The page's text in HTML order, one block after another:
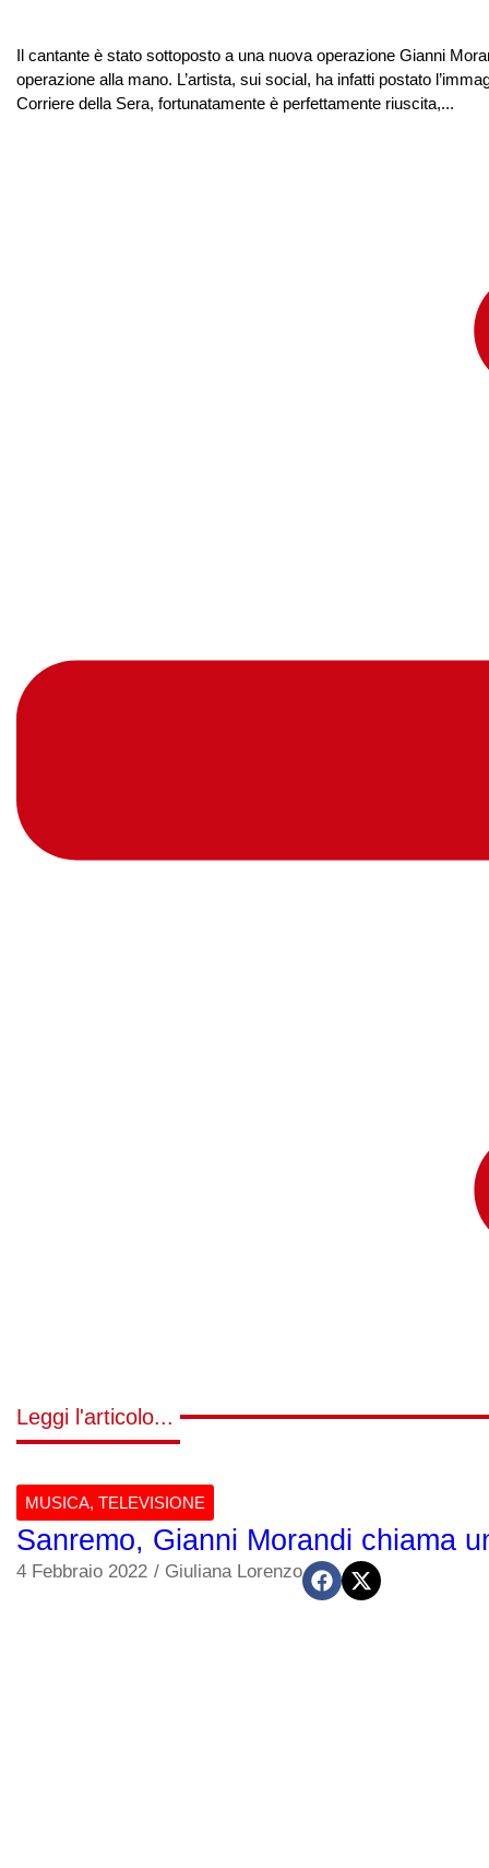
Il cantante è stato sottoposto a una nuova operazione Gianni
operazione alla mano. L’artista, sui social, ha infatti postato
Corriere della Sera, fortunatamente è perfettamente riuscita,...
Leggi l'articolo...
MUSICA, TELEVISIONE
Sanremo, Gianni Morandi chiama
4 Febbraio 2022 / Giuliana Lorenzo